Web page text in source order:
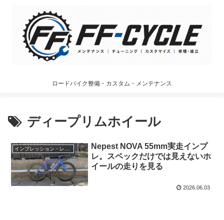
ロードバイク整備・カスタム・メンテナンス
ディープリムホイール
Nepest NOVA 55mm実走インプ
レ。スペックだけでは見えないホ
イールの走りを見る
2026.06.03